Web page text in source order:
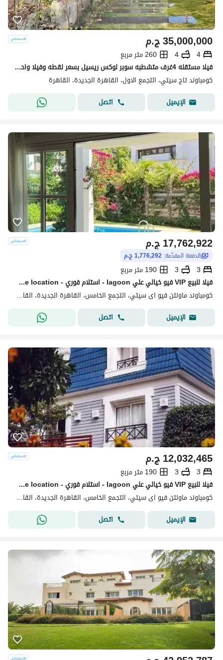
ج.م35,000,000
4
4
260 متر مربع
فيلا مستقله 4غرف متشطبه سوبر لوكس ريسيل بسعر لقطه وفيلا واحده فقط لفتره محدوده في كمبوند تاج سيتي في مرحله كيندا علي طريق السويس
كومباوند تاج سيتي، التجمع الاول، القاهرة الجديدة، القاهرة
الإيميل
اتصل
ج.م17,762,922
الدفعة المقدّمة: 1,776,292 ج.م
3
3
190 متر مربع
فيلا للبيع VIP فيو خيالي علي lagoon - استلام فوري - prime location في ماونتن فيو اكتوبر mountain view october
كومباوند ماونتن فيو اى سيتي، التجمع الخامس، القاهرة الجديدة، القاهرة
الإيميل
اتصل
ج.م12,032,465
3
3
190 متر مربع
فيلا للبيع VIP فيو خيالي علي lagoon - استلام فوري - prime location في ماونتن فيو اكتوبر mountain view october
كومباوند ماونتن فيو اى سيتي، التجمع الخامس، القاهرة الجديدة، القاهرة
الإيميل
اتصل